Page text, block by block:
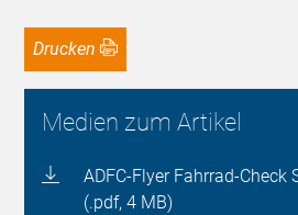
Drucken
Medien zum Artikel
ADFC-Flyer Fahrrad-Check
(.pdf, 4 MB)